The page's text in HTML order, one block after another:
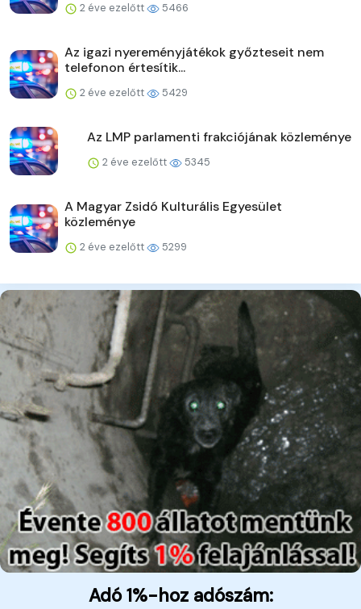
2 éve ezelőtt 5466
Az igazi nyereményjátékok győzteseit nem
telefonon értesítik...
2 éve ezelőtt 5429
Az LMP parlamenti frakciójának közleménye
2 éve ezelőtt 5345
A Magyar Zsidó Kulturális Egyesület
közleménye
2 éve ezelőtt 5299
Adó 1%-hoz adószám: